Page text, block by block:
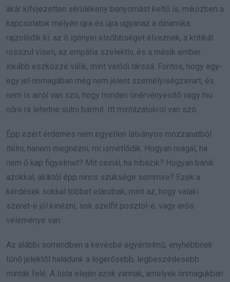
akár kifejezetten sérülékeny benyomást keltő is, miközben a
kapcsolatok mélyén újra és újra ugyanaz a dinamika
rajzolódik ki: az ő igényei elsőbbséget élveznek, a kritikát
rosszul viseli, az empátia szelektív, és a másik ember
inkább eszközzé válik, mint valódi társsá. Fontos, hogy egy-
egy jel önmagában még nem jelent személyiségzavart, és
nem is arról van szó, hogy minden önérvényesítő vagy hiú
nőre rá lehetne sütni bármit. Itt mintázatokról van szó.
Épp ezért érdemes nem egyetlen látványos mozzanatból
ítélni, hanem megnézni, mi ismétlődik. Hogyan reagál, ha
nem ő kap figyelmet? Mit csinál, ha hibázik? Hogyan bánik
azokkal, akiktől épp nincs szüksége semmire? Ezek a
kérdések sokkal többet elárulnak, mint az, hogy valaki
szeret-e jól kinézni, sok szelfit posztol-e, vagy erős
véleménye van.
Az alábbi sorrendben a kevésbé egyértelmű, enyhébbnek
tűnő jelektől haladunk a legerősebb, legbeszédesebb
minták felé. A lista elején azok vannak, amelyek önmagukban